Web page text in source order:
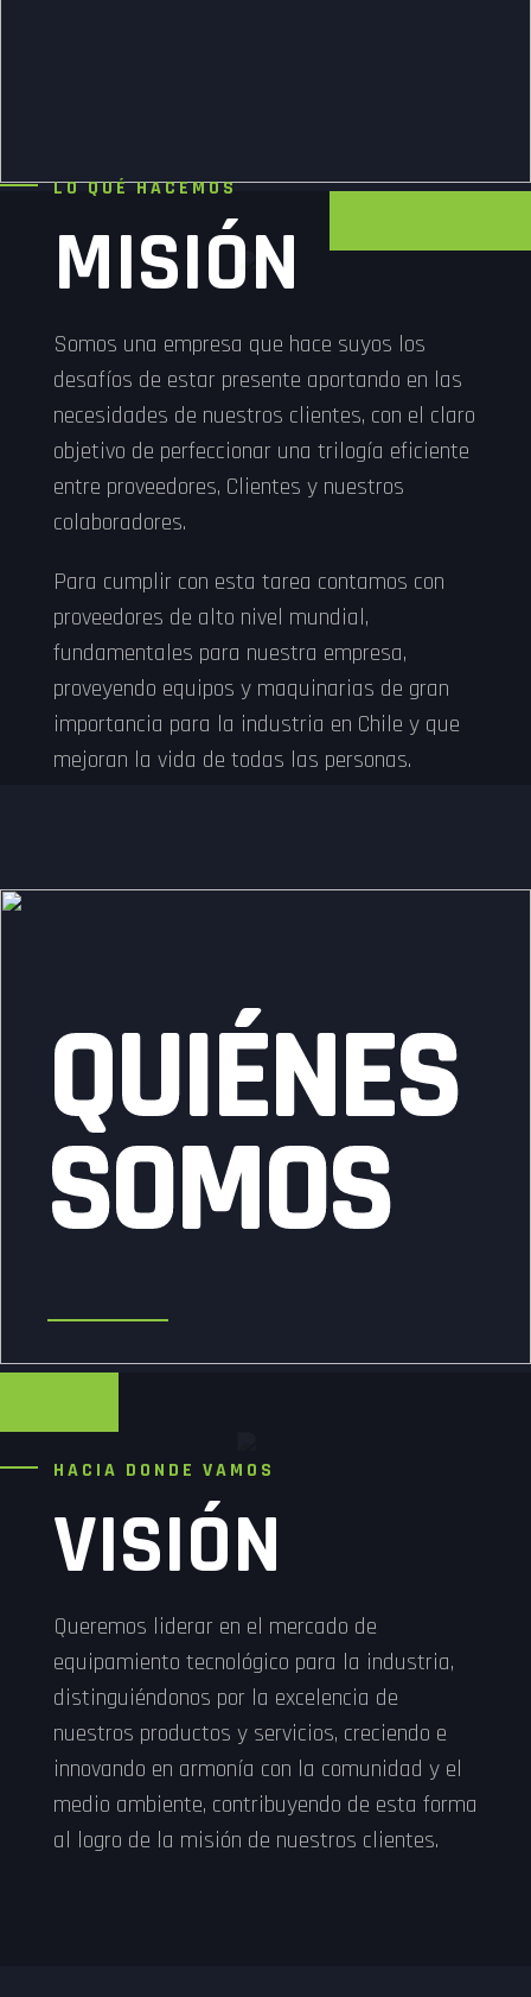
QUIÉNES
SOMOS
LO QUÉ HACEMOS
MISIÓN
Somos una empresa que hace suyos los
desafíos de estar presente aportando en las
necesidades de nuestros clientes, con el claro
objetivo de perfeccionar una trilogía eficiente
entre proveedores, Clientes y nuestros
colaboradores.
Para cumplir con esta tarea contamos con
proveedores de alto nivel mundial,
fundamentales para nuestra empresa,
proveyendo equipos y maquinarias de gran
importancia para la industria en Chile y que
mejoran la vida de todas las personas.
HACIA DONDE VAMOS
VISIÓN
Queremos liderar en el mercado de
equipamiento tecnológico para la industria,
distinguiéndonos por la excelencia de
nuestros productos y servicios, creciendo e
innovando en armonía con la comunidad y el
medio ambiente, contribuyendo de esta forma
al logro de la misión de nuestros clientes.